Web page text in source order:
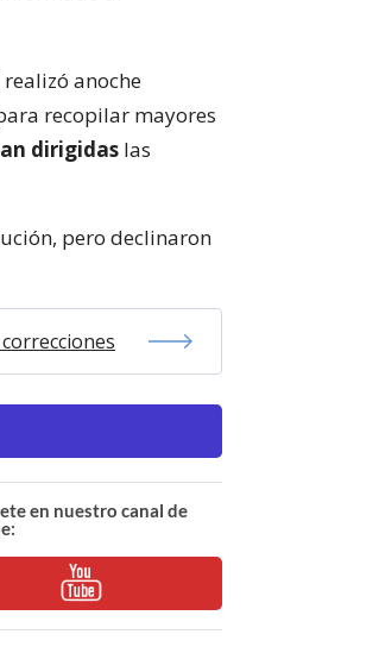
anoche
recopilar mayores
dirigidas las
pero declinaron
en nuestro canal de